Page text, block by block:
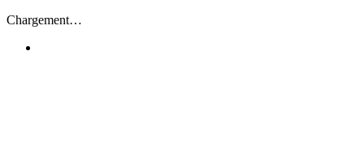
Chargement…